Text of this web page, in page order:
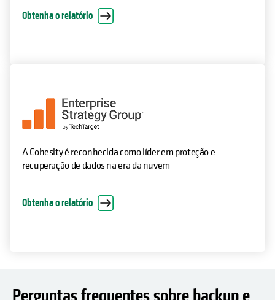
Obtenha o relatório
Perguntas frequentes sobre backup e
recuperação de máquinas virtuais
Por que o backup virtual é importante?